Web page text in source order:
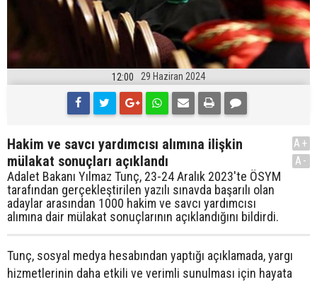
12:00 29 Haziran 2024
Hakim ve savcı yardımcısı alımına ilişkin
mülakat sonuçları açıklandı
Adalet Bakanı Yılmaz Tunç, 23-24 Aralık 2023'te ÖSYM
tarafından gerçekleştirilen yazılı sınavda başarılı olan
adaylar arasından 1000 hakim ve savcı yardımcısı
alımına dair mülakat sonuçlarının açıklandığını bildirdi.
A+
A-
Tunç, sosyal medya hesabından yaptığı açıklamada, yargı
hizmetlerinin daha etkili ve verimli sunulması için hayata